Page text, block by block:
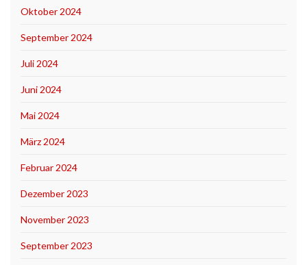
Oktober 2024
September 2024
Juli 2024
Juni 2024
Mai 2024
März 2024
Februar 2024
Dezember 2023
November 2023
September 2023